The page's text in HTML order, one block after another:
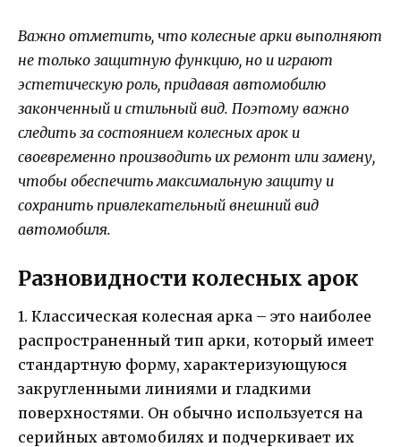
Важно отметить, что колесные арки выполняют
не только защитную функцию, но и играют
эстетическую роль, придавая автомобилю
законченный и стильный вид. Поэтому важно
следить за состоянием колесных арок и
своевременно производить их ремонт или замену,
чтобы обеспечить максимальную защиту и
сохранить привлекательный внешний вид
автомобиля.
Разновидности колесных арок
1. Классическая колесная арка – это наиболее
распространенный тип арки, который имеет
стандартную форму, характеризующуюся
закругленными линиями и гладкими
поверхностями. Он обычно используется на
серийных автомобилях и подчеркивает их